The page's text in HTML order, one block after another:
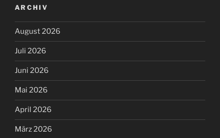
ARCHIV
August 2026
Juli 2026
Juni 2026
Mai 2026
April 2026
März 2026